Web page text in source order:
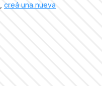
creá una nueva